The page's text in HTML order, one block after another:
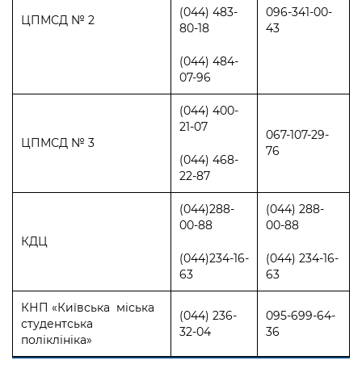
ЦПМСД № 2
(044) 483-
80-18
(044) 484-
07-96
096-341-00-
43
ЦПМСД № 3
(044) 400-
21-07
(044) 468-
22-87
067-107-29-
76
КДЦ
(044)288-
00-88
(044)234-16-
63
(044) 288-
00-88
(044) 234-16-
63
КНП «Київська міська
студентська
поліклініка»
(044) 236-
32-04
095-699-64-
36